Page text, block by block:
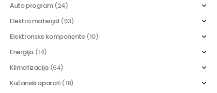
Auto program (24)
Elektro materijal (93)
Elektronske komponente (10)
Energija (14)
Klimatizacija (64)
Kućanski aparati (18)